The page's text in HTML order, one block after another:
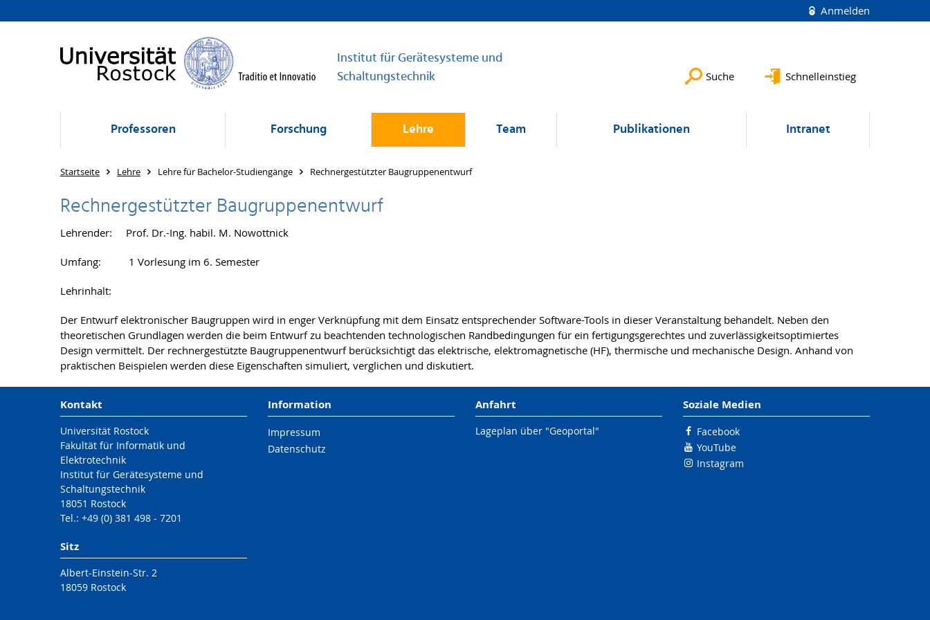
Anmelden
Institut für Gerätesysteme und
Schaltungstechnik
Suche Schnelleinstieg
Professoren Forschung Lehre Team Publikationen Intranet
Startseite Lehre Lehre für Bachelor-Studiengänge Rechnergestützter Baugruppenentwurf
Rechnergestützter Baugruppenentwurf
Lehrender: Prof. Dr.-Ing. habil. M. Nowottnick
Umfang: 1 Vorlesung im 6. Semester
Lehrinhalt:
Der Entwurf elektronischer Baugruppen wird in enger Verknüpfung mit dem Einsatz entsprechender Software-Tools in dieser Veranstaltung behandelt. Neben den
theoretischen Grundlagen werden die beim Entwurf zu beachtenden technologischen Randbedingungen für ein fertigungsgerechtes und zuverlässigkeitsoptimiertes
Design vermittelt. Der rechnergestützte Baugruppenentwurf berücksichtigt das elektrische, elektromagnetische (HF), thermische und mechanische Design. Anhand von
praktischen Beispielen werden diese Eigenschaften simuliert, verglichen und diskutiert.
Kontakt
Universität Rostock
Fakultät für Informatik und
Elektrotechnik
Institut für Gerätesysteme und
Schaltungstechnik
18051 Rostock
Tel.: +49 (0) 381 498 - 7201
Sitz
Albert-Einstein-Str. 2
18059 Rostock
Information
Impressum
Datenschutz
Anfahrt
Lageplan über "Geoportal"
Soziale Medien
Facebook
YouTube
Instagram